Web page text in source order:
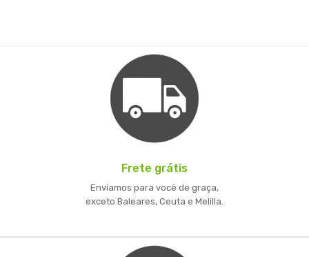
Frete grátis
Enviamos para você de graça,
exceto Baleares, Ceuta e Melilla.